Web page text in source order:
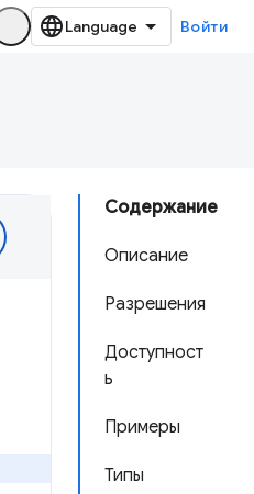
Войти
Содержание
Описание
Разрешения
Доступност
ь
Примеры
Типы